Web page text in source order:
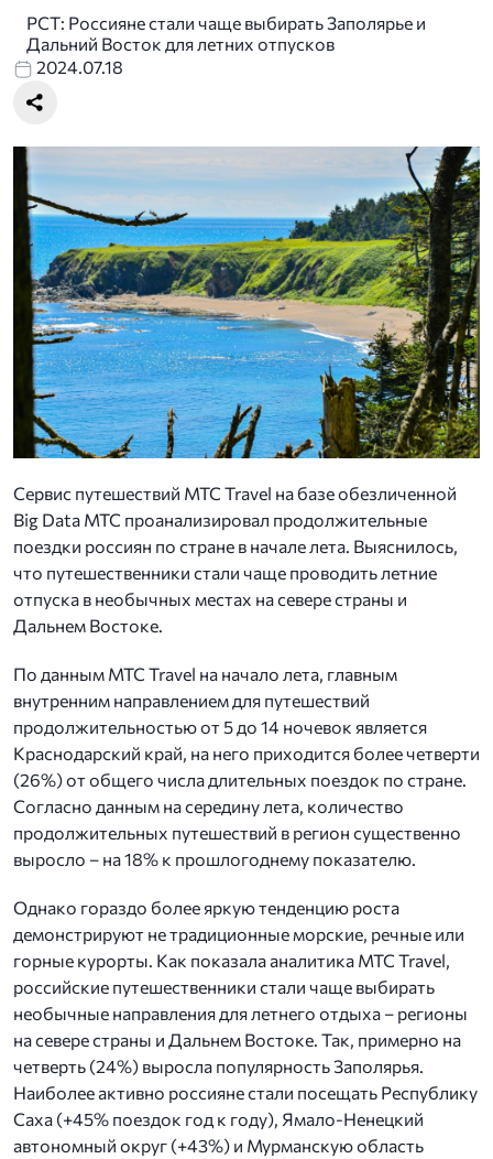
РСТ: Россияне стали чаще выбирать Заполярье и
Дальний Восток для летних отпусков
2024.07.18
Сервис путешествий МТС Travel на базе обезличенной
Big Data МТС проанализировал продолжительные
поездки россиян по стране в начале лета. Выяснилось,
что путешественники стали чаще проводить летние
отпуска в необычных местах на севере страны и
Дальнем Востоке.
По данным МТС Travel на начало лета, главным
внутренним направлением для путешествий
продолжительностью от 5 до 14 ночевок является
Краснодарский край, на него приходится более четверти
(26%) от общего числа длительных поездок по стране.
Согласно данным на середину лета, количество
продолжительных путешествий в регион существенно
выросло – на 18% к прошлогоднему показателю.
Однако гораздо более яркую тенденцию роста
демонстрируют не традиционные морские, речные или
горные курорты. Как показала аналитика МТС Travel,
российские путешественники стали чаще выбирать
необычные направления для летнего отдыха – регионы
на севере страны и Дальнем Востоке. Так, примерно на
четверть (24%) выросла популярность Заполярья.
Наиболее активно россияне стали посещать Республику
Саха (+45% поездок год к году), Ямало-Ненецкий
автономный округ (+43%) и Мурманскую область